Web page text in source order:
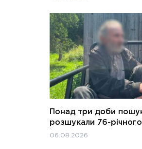
Понад три доби
розшукали 76-річного
06.08.2026